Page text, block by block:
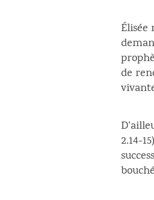
Élisée
de
2.14-